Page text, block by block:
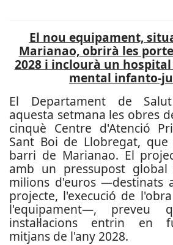
El nou equipament,
Marianao, obrirà les
2028 i inclourà un
mental infanto-
El Departament de
aquesta setmana les obres
cinquè Centre d'Atenció
Sant Boi de Llobregat,
barri de Marianao. El
amb un pressupost
milions d'euros —destinats
projecte, l'execució de
l'equipament—, preveu
instal·lacions entrin en
mitjans de l'any 2028.